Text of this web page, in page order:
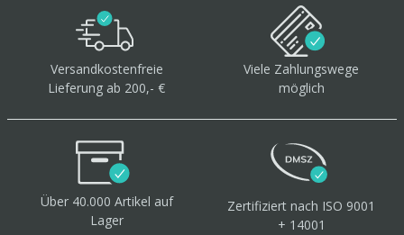
Versandkostenfreie
Lieferung ab 200,- €
Viele Zahlungswege
möglich
Über 40.000 Artikel auf
Lager
Zertifiziert nach ISO 9001
+ 14001